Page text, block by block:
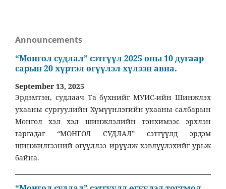
Announcements
“Монгол судлал” сэтгүүл 2025 оны 10 дугаар
сарын 20 хүртэл өгүүлэл хүлээн авна.
September 13, 2025
Эрдэмтэн, судлаач Та бүхнийг МУИС-ийн Шинжлэх
ухааны сургуулийн Хүмүүнлэгийн ухааны салбарын
Монгол хэл хэл шинжлэлийн тэнхимээс эрхлэн
гаргадаг “МОНГОЛ СУДЛАЛ” сэтгүүлд эрдэм
шинжилгээний өгүүллээ ирүүлж хэвлүүлэхийг урьж
байна.